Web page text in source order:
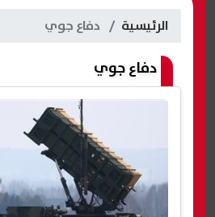
الرئيسية دفاع جوي
دفاع جوي